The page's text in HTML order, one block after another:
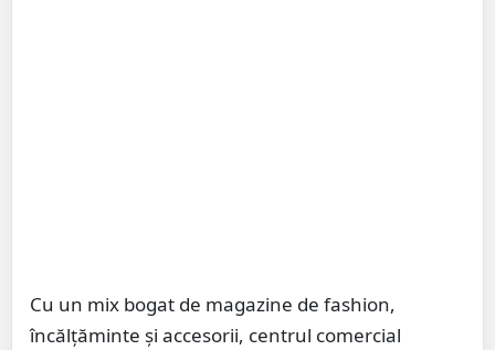
Cu un mix bogat de magazine de fashion,
încălțăminte și accesorii, centrul comercial